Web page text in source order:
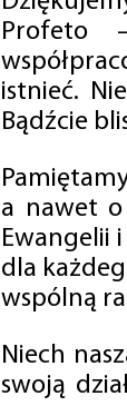
Profeto
istnieć.
Bądźcie
a nawet
Ewangelii
dla
wspólną
Niech
swoją